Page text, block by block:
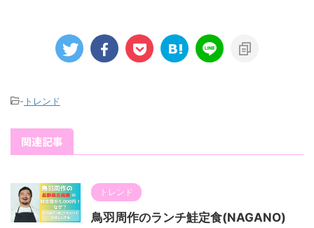
- トレンド
関連記事
トレンド
鳥羽周作のランチ鮭定食(NAGANO)